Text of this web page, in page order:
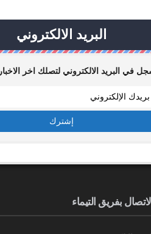
البريد الالكتروني
في البريد الالكتروني لتصلك اخر الاخبار
الاتصال بفريق التيماء